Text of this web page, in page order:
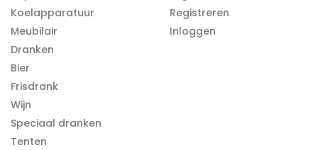
Koelapparatuur
Meubilair
Dranken
Bier
Frisdrank
Wijn
Speciaal dranken
Tenten
Registreren
Inloggen